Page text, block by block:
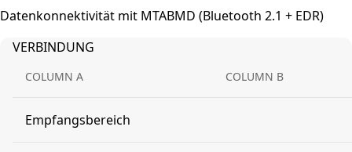
Datenkonnektivität mit MTABMD (Bluetooth 2.1 + EDR)
VERBINDUNG
COLUMN A COLUMN B
Empfangsbereich